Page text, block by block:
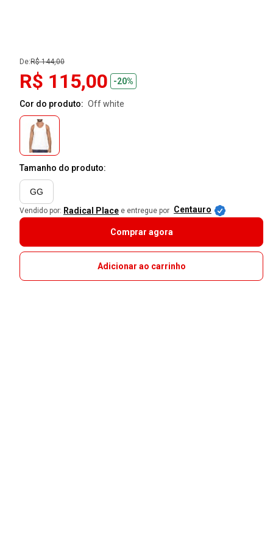
De:R$ 144,00
R$ 115,00 -20%
Cor do produto: off white
Tamanho do produto:
GG
Vendido por: Radical Place e entregue por Centauro
Comprar agora
Adicionar ao carrinho